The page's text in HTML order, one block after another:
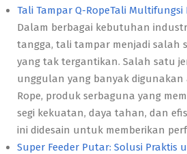
Tali Tampar Q-RopeTali
Dalam berbagai kebutuhan
tangga, tali tampar menjadi salah
yang tak tergantikan. Salah satu
unggulan yang banyak digunakan
Rope, produk serbaguna yang
segi kekuatan, daya tahan, dan
ini didesain untuk memberikan
Super Feeder Putar: Solusi Praktis